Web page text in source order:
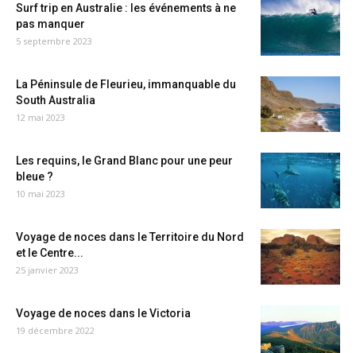
Surf trip en Australie : les événements à ne
pas manquer
5 septembre 2023
La Péninsule de Fleurieu, immanquable du
South Australia
12 mai 2023
Les requins, le Grand Blanc pour une peur
bleue ?
10 mai 2023
Voyage de noces dans le Territoire du Nord
et le Centre...
25 janvier 2023
Voyage de noces dans le Victoria
19 décembre 2022